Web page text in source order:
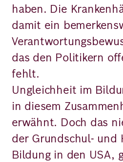
haben. Die
damit ein
das den Politikern
fehlt.
Ungleichheit im
in diesem
erwähnt. Doch das
der Grundschul- und
Bildung in den USA,